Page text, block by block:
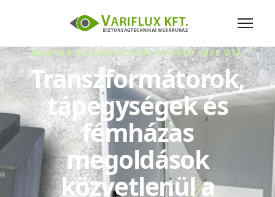
MAGYAR VILLAMOSIPARI GYÁRTÓ 1995 ÓTA
Transzformátorok,
tápegységek és
fémházas
megoldások
közvetlenül a